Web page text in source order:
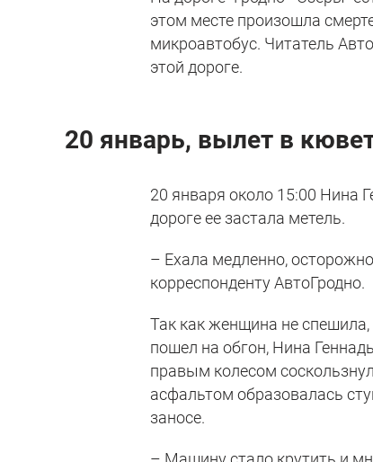
этом месте произошла
микроавтобус. Читатель
этой дороге.
20 январь, вылет в
20 января около 15:00 Нина
дороге ее застала метель.
– Ехала медленно,
корреспонденту АвтоГродно.
Так как женщина не
пошел на обгон, Нина
правым колесом
асфальтом образовалась
заносе.